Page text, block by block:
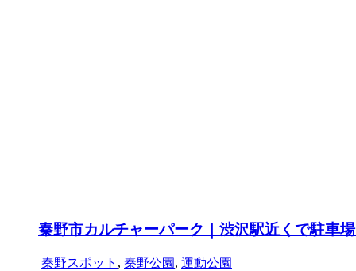
秦野市カルチャーパーク｜渋沢駅近くで駐車
秦野スポット , 秦野公園 , 運動公園